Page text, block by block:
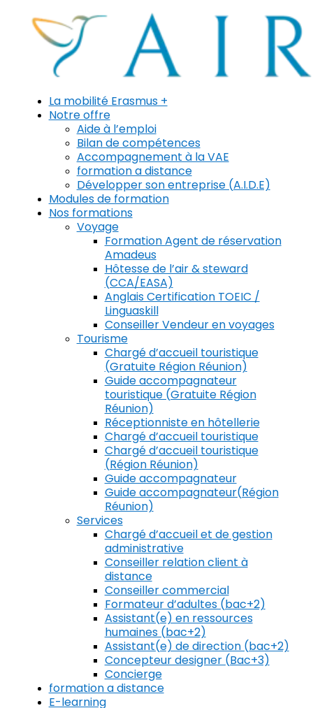
La mobilité Erasmus +
Notre offre
Aide à l’emploi
Bilan de compétences
Accompagnement à la VAE
formation a distance
Développer son entreprise (A.I.D.E)
Modules de formation
Nos formations
Voyage
Formation Agent de réservation
Amadeus
Hôtesse de l’air & steward
(CCA/EASA)
Anglais Certification TOEIC /
Linguaskill
Conseiller Vendeur en voyages
Tourisme
Chargé d’accueil touristique
(Gratuite Région Réunion)
Guide accompagnateur
touristique (Gratuite Région
Réunion)
Réceptionniste en hôtellerie
Chargé d’accueil touristique
Chargé d’accueil touristique
(Région Réunion)
Guide accompagnateur
Guide accompagnateur(Région
Réunion)
Services
Chargé d’accueil et de gestion
administrative
Conseiller relation client à
distance
Conseiller commercial
Formateur d’adultes (bac+2)
Assistant(e) en ressources
humaines (bac+2)
Assistant(e) de direction (bac+2)
Concepteur designer (Bac+3)
Concierge
formation a distance
E-learning